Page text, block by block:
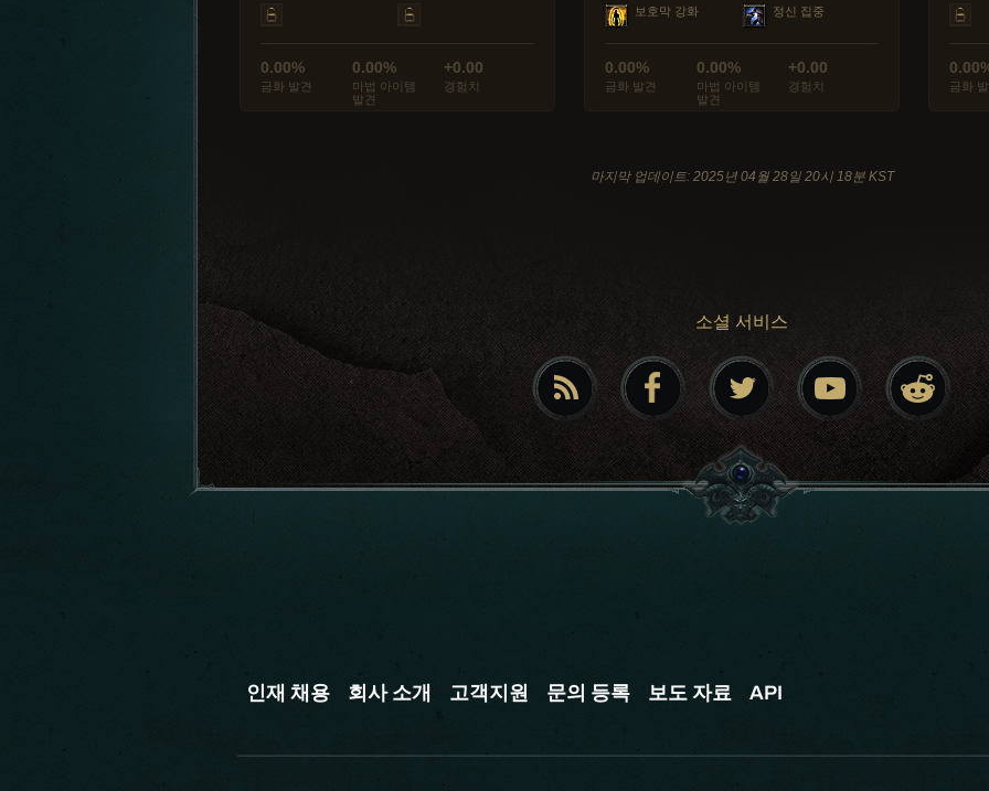
0.00%
금화 발견
0.00%
마법 아이템
발견
+0.00
경험치
보호막 강화 정신 집중
0.00%
금화 발견
0.00%
마법 아이템
발견
+0.00
경험치 금화
마지막 업데이트: 2025년 04월 28일 20시 18분 KST
소셜 서비스